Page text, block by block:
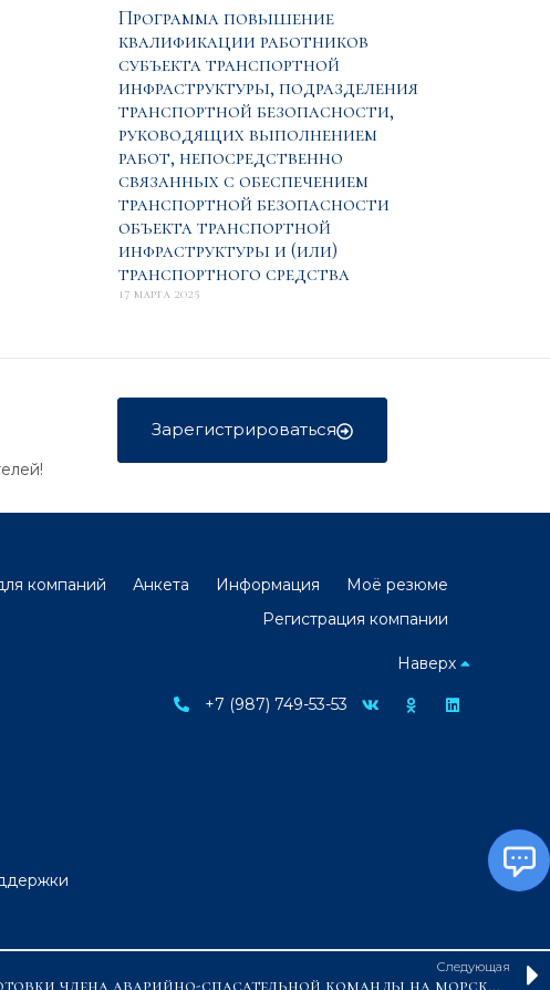
Программа повышение
квалификации работников
субъекта транспортной
инфраструктуры, подразделения
транспортной безопасности,
руководящих выполнением
работ, непосредственно
связанных с обеспечением
транспортной безопасности
объекта транспортной
инфраструктуры и (или)
транспортного средства
17 марта 2025
Следующая
Повторный курс подготовки члена аварийно-спасательной команды на морских вертолётных площадках (FHERTM)
Зарегистрироваться
компаний Анкета Информация
Моё резюме
Регистрация компании
Наверх
+7 (987) 749-53-53